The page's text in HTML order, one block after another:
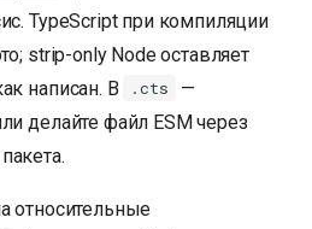
TypeScript при компиляции
strip-only Node оставляет
написан. В
.cts
—
делайте файл ESM через
относительные